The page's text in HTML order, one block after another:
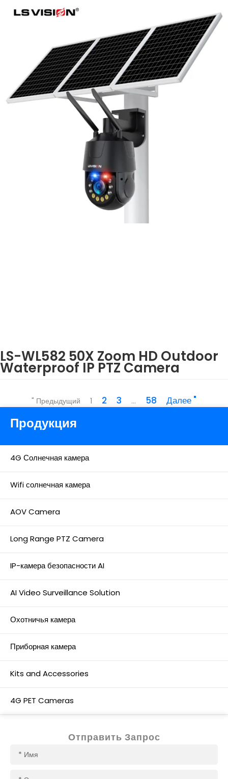
Продукция
4G Солнечная камера
Wifi солнечная камера
AOV Camera
Long Range PTZ Camera
IP-камера безопасности AI
AI Video Surveillance Solution
Охотничья камера
Приборная камера
Kits and Accessories
4G PET Cameras
Отправить Запрос
Имя
Электронная
LS-WL582 50X Zoom HD Outdoor
Waterproof IP PTZ Camera
" Предыдущий 1 2 3 ... 58 Далее "